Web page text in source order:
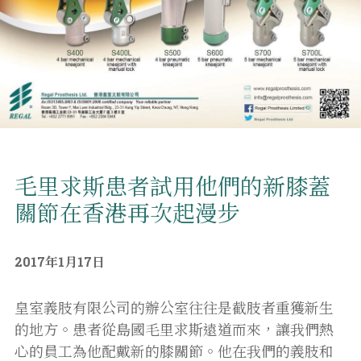
毛里求斯患者試用他們的新膝蓋
關節在香港再次起漫步
2017年1月17日
皇室義肢有限公司的辦公室往往是截肢者重獲新生
的地方。患者從島國毛里求斯遠道而來，讓我們熱
心的員工為他配戴新的膝關節。他在我們的義肢和